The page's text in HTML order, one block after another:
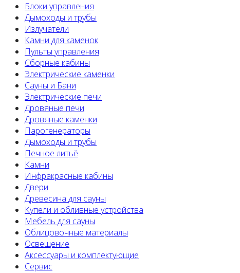
Блоки управления
Дымоходы и трубы
Излучатели
Камни для каменок
Пульты управления
Сборные кабины
Электрические каменки
Сауны и Бани
Электрические печи
Дровяные печи
Дровяные каменки
Парогенераторы
Дымоходы и трубы
Печное литьё
Камни
Инфракрасные кабины
Двери
Древесина для сауны
Купели и обливные устройства
Мебель для сауны
Облицовочные материалы
Освещение
Аксессуары и комплектующие
Сервис